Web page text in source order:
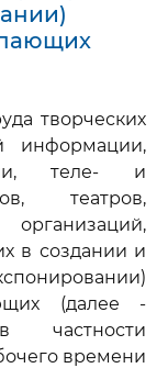
творческих
информации,
теле- и
театров,
в создании и
(далее -
частности
времени